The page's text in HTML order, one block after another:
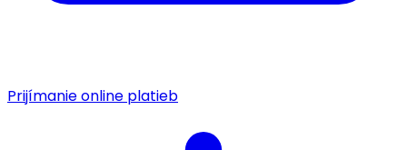
Prijímanie online platieb